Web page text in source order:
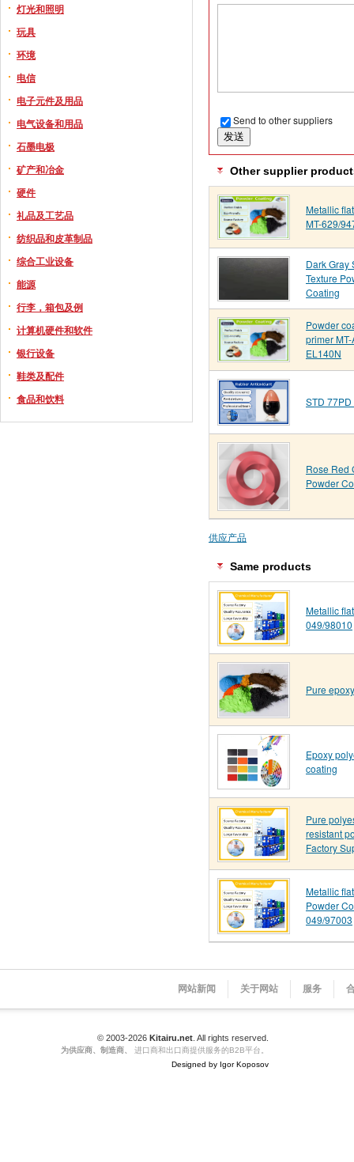
灯光和照明
玩具
环境
电信
电子元件及用品
电气设备和用品
石墨电极
矿产和冶金
硬件
礼品及工艺品
纺织品和皮革制品
综合工业设备
能源
行李，箱包及例
计算机硬件和软件
银行设备
鞋类及配件
食品和饮料
Send to other suppliers
Other supplier
Metallic
MT-629/
Dark Gray
Texture
Coating
Powder
primer
EL140N
STD
Rose Red
Powder
供应产品
Same products
Metallic
049/98010
Pure
Epoxy
coating
Pure
resistant
Factory
Metallic
Powder
049/97003
网站新闻 关于网站 服务
© 2003-2026 Kitairu.net. All rights reserved.
为供应商、制造商、
进口商和出口商提供服务的B2B平台。
Designed by Igor Koposov